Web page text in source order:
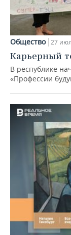
Общество 27
Карьерный
В республике
«Профессии